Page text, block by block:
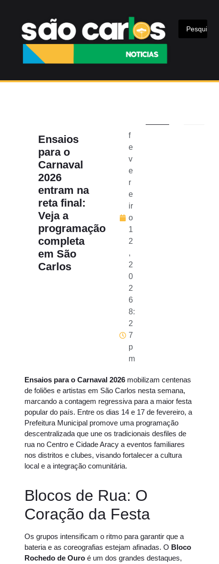
Ensaios
para o
Carnaval
2026
entram na
reta final:
Veja a
programação
completa
em São
Carlos
f
e
v
e
r
e
ir
o
1
2
,
2
0
2
6
8:
2
7
p
m
Ensaios para o Carnaval 2026 mobilizam centenas
de foliões e artistas em São Carlos nesta semana,
marcando a contagem regressiva para a maior festa
popular do país. Entre os dias 14 e 17 de fevereiro, a
Prefeitura Municipal promove uma programação
descentralizada que une os tradicionais desfiles de
rua no Centro e Cidade Aracy a eventos familiares
nos distritos e clubes, visando fortalecer a cultura
local e a integração comunitária.
Blocos de Rua: O
Coração da Festa
Os grupos intensificam o ritmo para garantir que a
bateria e as coreografias estejam afinadas. O Bloco
Rochedo de Ouro é um dos grandes destaques,